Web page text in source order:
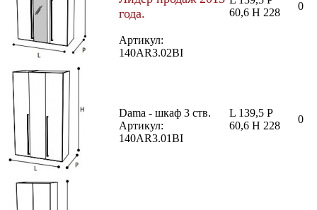
года.
Артикул:
140AR3.02BI
60,6 H 228
0
Dama - шкаф 3 ств.
Артикул:
140AR3.01BI
L 139,5 P
60,6 H 228
0